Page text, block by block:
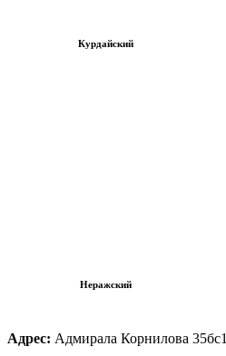
Курдайский
Неражский
Адрес: Адмирала Корнилова 35бс1